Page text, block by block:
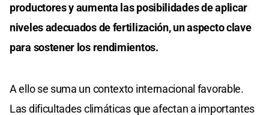
productores y aumenta las posibilidades de aplicar
niveles adecuados de fertilización, un aspecto clave
para sostener los rendimientos.
A ello se suma un contexto internacional favorable.
Las dificultades climáticas que afectan a importantes